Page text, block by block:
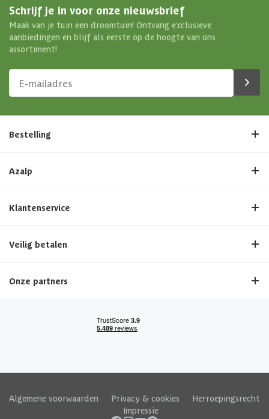
Schrijf je in voor onze nieuwsbrief
Maak van je tuin een droomtuin! Ontvang exclusieve
aanbiedingen en blijf als eerste op de hoogte van ons
assortiment!
Bestelling
Azalp
Klantenservice
Veilig betalen
Onze partners
Algemene voorwaarden Privacy & cookies
Herroepingsrecht
Impressie